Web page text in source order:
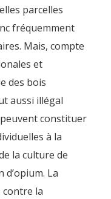
parcelles
fréquemment
Mais, compte
et
des bois
aussi illégal
constituer
à la
la culture de
La
contre la